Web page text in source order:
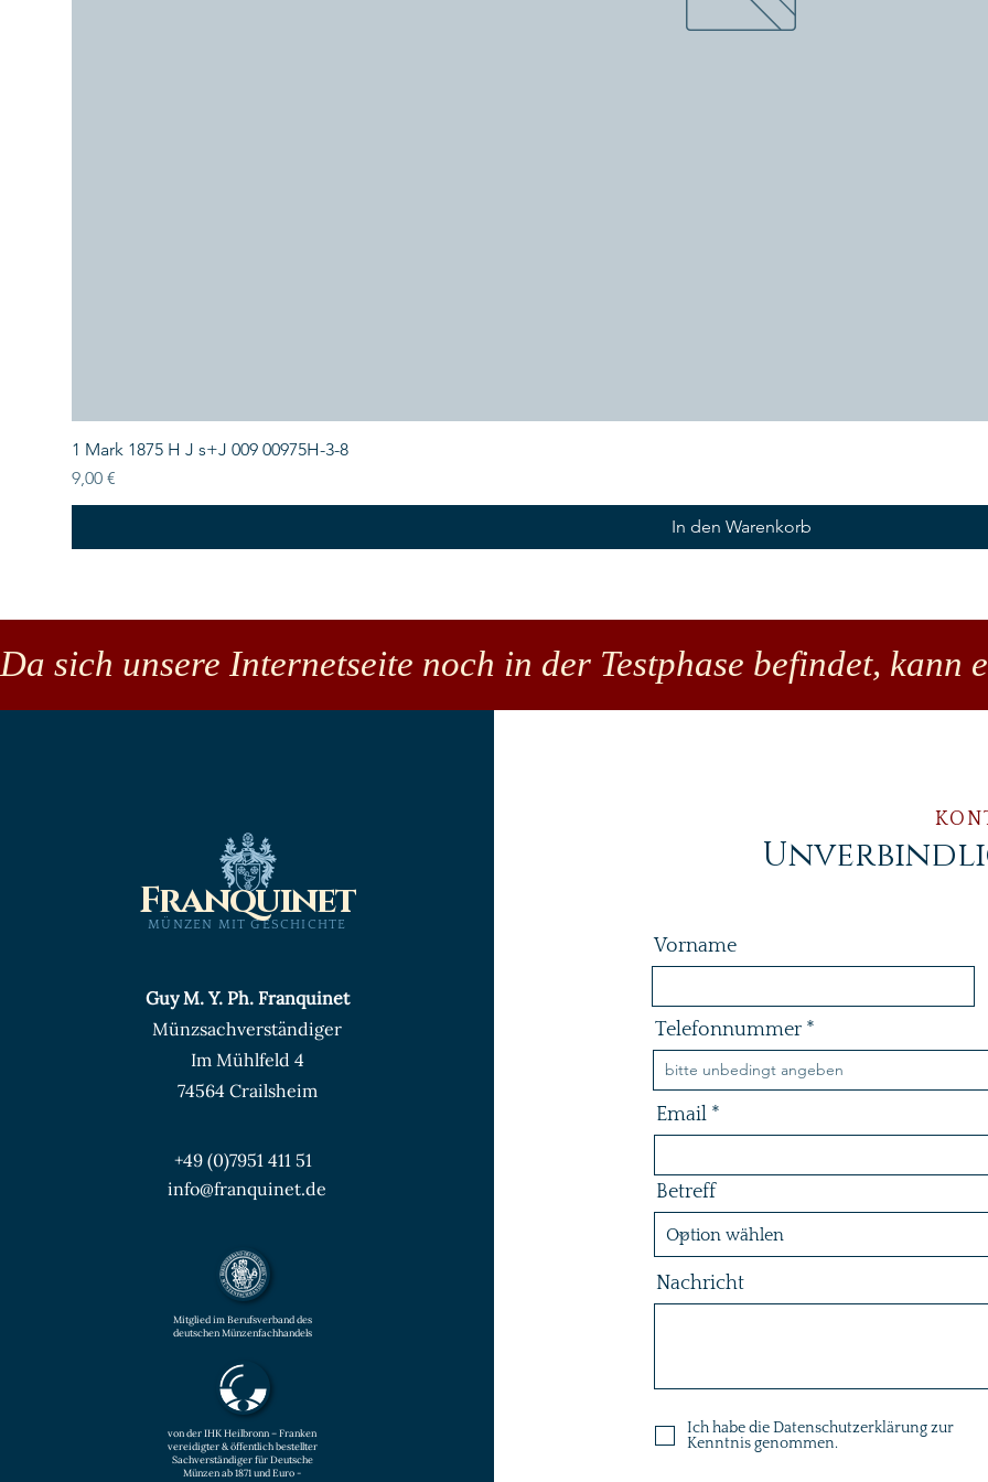
1 Mark 1875 H J s+J 009 00975H-3-8
Preis
9,00 €
In den Warenkorb
Da sich unsere Internetseite noch in der Testphase befindet,
MÜNZEN MIT GESCHICHTE
Franquinet
Guy M. Y. Ph. Franquinet
Münzsachverständiger
Im Mühlfeld 4
74564 Crailsheim
+49 (0)7951 411 51
info@franquinet.de
Mitglied im Berufsverband des
deutschen Münzenfachhandels
von der IHK Heilbronn – Franken
vereidigter & öffentlich bestellter
Sachverständiger für Deutsche
Münzen ab 1871 und Euro -
Vorname
Telefonnummer
Email
Betreff
Nachricht
Ich habe die Datenschutzerklärung zur
Kenntnis genommen.